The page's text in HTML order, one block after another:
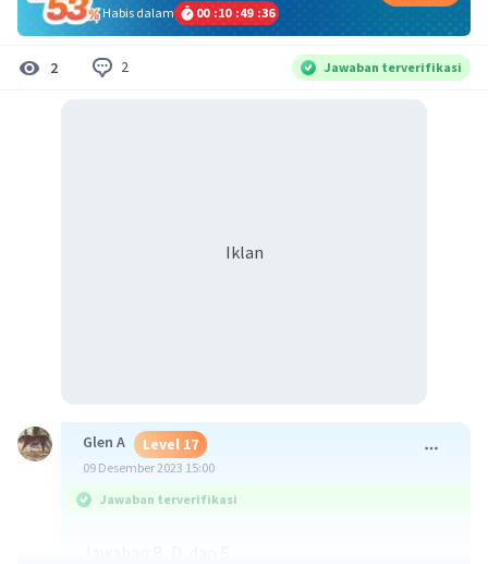
Habis dalam
00 :10 :49 :35
2 2 Jawaban terverifikasi
Iklan
Glen A Level 17
09 Desember 2023 15:00
Jawaban terverifikasi